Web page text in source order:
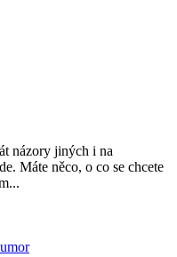
názory jiných i na
Máte něco, o co se chcete